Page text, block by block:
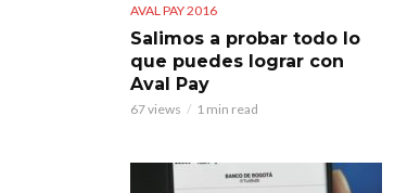
AVAL PAY 2016
Salimos a probar todo lo
que puedes lograr con
Aval Pay
67 views 1 min read